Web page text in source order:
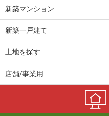
新築マンション
新築一戸建て
土地を探す
店舗/事業用